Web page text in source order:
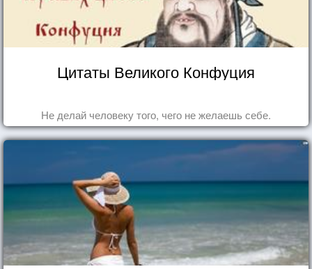
Цитаты Великого Конфуция
Не делай человеку того, чего не желаешь себе.